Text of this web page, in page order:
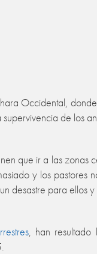
Occidental,
de los
que ir a las zonas
y los pastores
desastre para ellos
, han resultado